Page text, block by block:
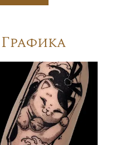
Графика